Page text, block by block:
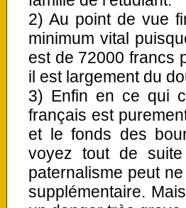
2) Au point de vue
minimum vital
est de 72000 francs
il est largement du
3) Enfin en ce qui
français est
et le fonds des
voyez tout de
paternalisme peut
supplémentaire.